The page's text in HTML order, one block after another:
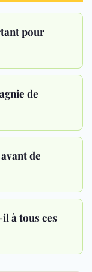
pour
de
de
à tous ces